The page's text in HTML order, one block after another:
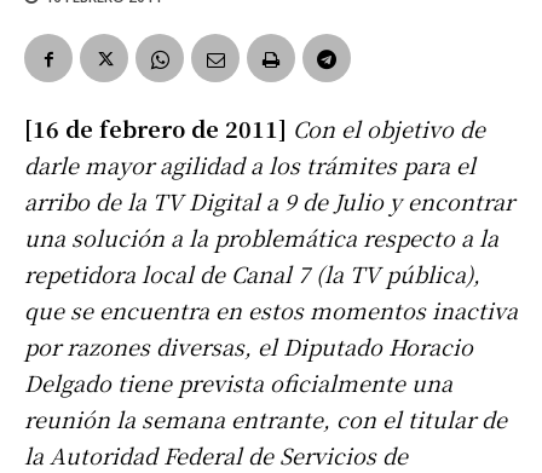
[16 de febrero de 2011] Con el objetivo de
darle mayor agilidad a los trámites para el
arribo de la TV Digital a 9 de Julio y encontrar
una solución a la problemática respecto a la
repetidora local de Canal 7 (la TV pública),
que se encuentra en estos momentos inactiva
por razones diversas, el Diputado Horacio
Delgado tiene prevista oficialmente una
reunión la semana entrante, con el titular de
la Autoridad Federal de Servicios de